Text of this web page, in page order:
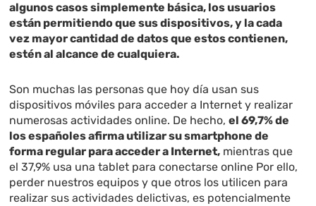
algunos casos simplemente básica, los usuarios
están permitiendo que sus dispositivos, y la cada
vez mayor cantidad de datos que estos contienen,
estén al alcance de cualquiera.
Son muchas las personas que hoy día usan sus
dispositivos móviles para acceder a Internet y realizar
numerosas actividades online. De hecho,el 69,7% de
los españoles afirma utilizar su smartphone de
forma regular para acceder a Internet, mientras que
el 37,9% usa una tablet para conectarse online Por ello,
perder nuestros equipos y que otros los utilicen para
realizar sus actividades delictivas, es potencialmente